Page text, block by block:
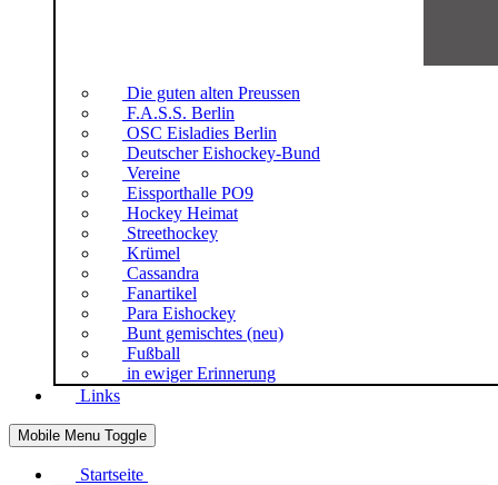
Die guten alten Preussen
F.A.S.S. Berlin
OSC Eisladies Berlin
Deutscher Eishockey-Bund
Vereine
Eissporthalle PO9
Hockey Heimat
Streethockey
Krümel
Cassandra
Fanartikel
Para Eishockey
Bunt gemischtes (neu)
Fußball
in ewiger Erinnerung
Links
Mobile Menu Toggle
Startseite